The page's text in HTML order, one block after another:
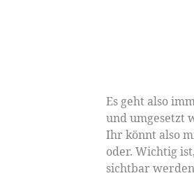
Es geht also
und umgesetzt
Ihr könnt also
oder. Wichtig
sichtbar